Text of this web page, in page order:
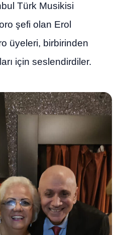
Türk Musikisi
şefi olan Erol
üyeleri, birbirinden
için seslendirdiler.